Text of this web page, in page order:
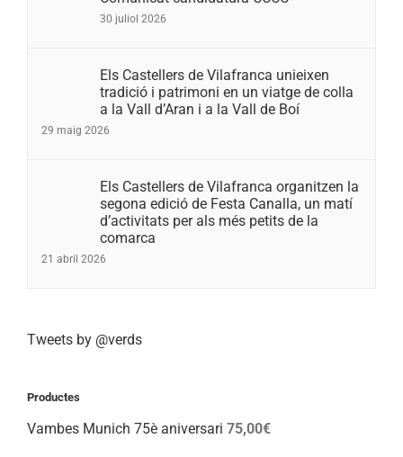
30 juliol 2026
Els Castellers de Vilafranca unieixen
tradició i patrimoni en un viatge de colla
a la Vall d’Aran i a la Vall de Boí
29 maig 2026
Els Castellers de Vilafranca organitzen la
segona edició de Festa Canalla, un matí
d’activitats per als més petits de la
comarca
21 abril 2026
Tweets by @verds
Productes
Vambes Munich 75è aniversari 75,00€